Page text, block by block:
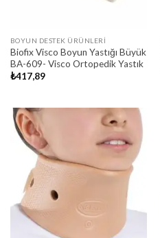
BOYUN DESTEK ÜRÜNLERI
Biofix Visco Boyun Yastığı Büyük
BA-609- Visco Ortopedik Yastık
₺417,89